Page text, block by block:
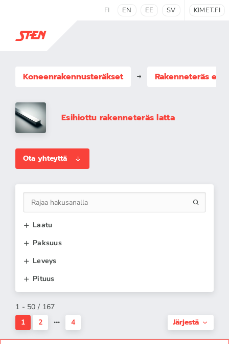
FI EN EE SV KIMET.FI
Koneenrakennus­teräkset Rakenneteräs
Esihiottu rakenneteräs latta
Ota yhteyttä
Laatu
Paksuus
Leveys
Pituus
1 - 50 / 167
1
2 4 Järjestä